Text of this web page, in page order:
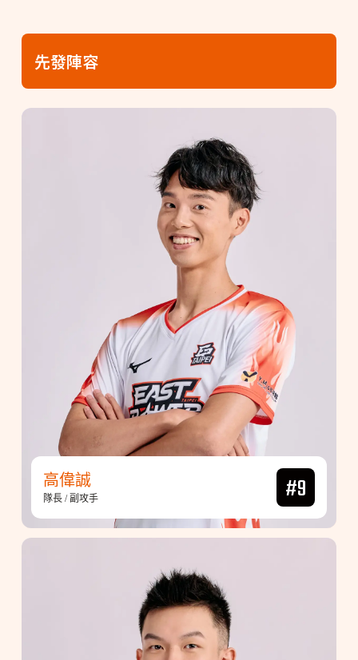
先發陣容
高偉誠
隊長 / 副攻手 #9